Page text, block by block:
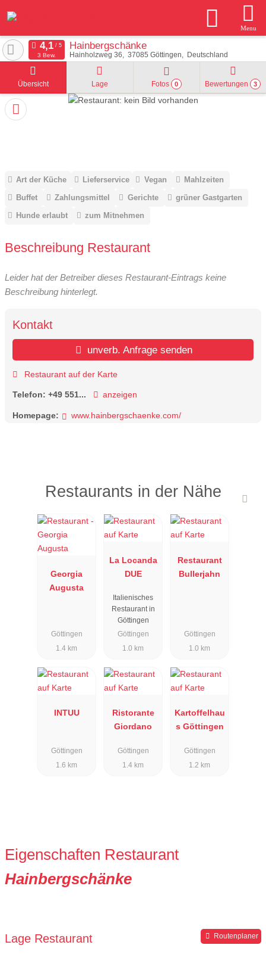
Menu
Hainbergschänke
Hainholzweg 36 37085 Göttingen Deutschland
3 Bew.
Übersicht Lage Fotos 0 Bewertungen 3
Art der Küche Lieferservice Vegan
Mahlzeiten
Buffet
Zahlungsmittel Gerichte
grüner Gastgarten
Hunde erlaubt
zum Mitnehmen
Beschreibung Restaurant
Leider hat der Betreiber dieses Restaurant-Eintrags keine
Beschreibung hinterlegt.
Kontakt
unverb. Anfrage senden
Restaurant auf der Karte
Telefon: +49 551... anzeigen
Homepage: www.hainbergschaenke.com/
Restaurants in der Nähe
Georgia
Augusta
Göttingen
1.4 km
La Locanda
DUE
Italienisches
Restaurant in
Göttingen
Göttingen
1.0 km
Restaurant
Bullerjahn
Göttingen
1.0 km
INTUU
Göttingen
1.6 km
Ristorante
Giordano
Göttingen
1.4 km
Kartoffelhau
s Göttingen
Göttingen
1.2 km
Eigenschaften Restaurant
Hainbergschänke
Lage Restaurant Routenplaner